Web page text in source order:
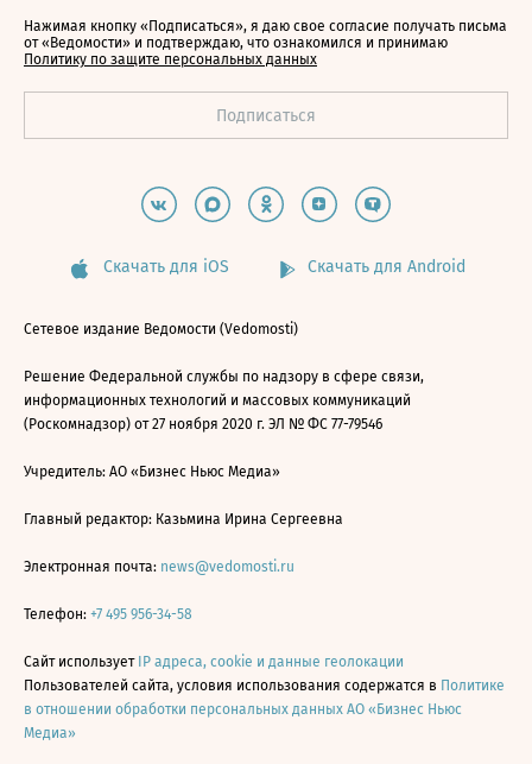
Нажимая кнопку «Подписаться», я даю свое согласие получать письма
от «Ведомости» и подтверждаю, что ознакомился и принимаю
Политику по защите персональных данных
Скачать для iOS Скачать для Android
Сетевое издание Ведомости (Vedomosti)
Решение Федеральной службы по надзору в сфере связи,
информационных технологий и массовых коммуникаций
(Роскомнадзор) от 27 ноября 2020 г. ЭЛ № ФС 77-79546
Учредитель: АО «Бизнес Ньюс Медиа»
Главный редактор: Казьмина Ирина Сергеевна
Электронная почта: news@vedomosti.ru
Телефон: +7 495 956-34-58
Сайт использует IP адреса, cookie и данные геолокации
Пользователей сайта, условия использования содержатся в Политике
в отношении обработки персональных данных АО «Бизнес Ньюс
Медиа»